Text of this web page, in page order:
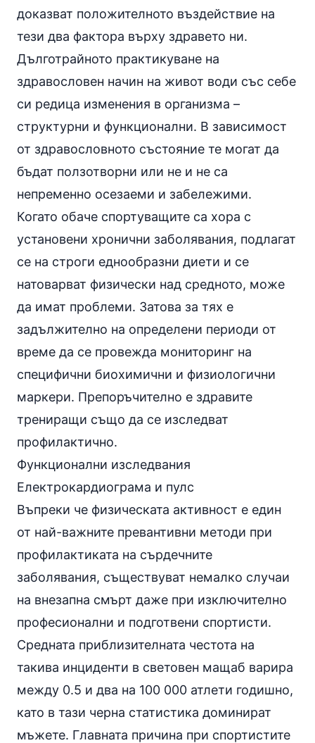
доказват положителното въздействие на
тези два фактора върху здравето ни.
Дълготрайното практикуване на
здравословен начин на живот води със себе
си редица изменения в организма –
структурни и функционални. В зависимост
от здравословното състояние те могат да
бъдат ползотворни или не и не са
непременно осезаеми и забележими.
Когато обаче спортуващите са хора с
установени хронични заболявания, подлагат
се на строги еднообразни диети и се
натоварват физически над средното, може
да имат проблеми. Затова за тях е
задължително на определени периоди от
време да се провежда мониторинг на
специфични биохимични и физиологични
маркери. Препоръчително е здравите
трениращи също да се изследват
профилактично.
Функционални изследвания
Електрокардиограма и пулс
Въпреки че физическата активност е един
от най-важните превантивни методи при
профилактиката на сърдечните
заболявания, съществуват немалко случаи
на внезапна смърт даже при изключително
професионални и подготвени спортисти.
Средната приблизителната честота на
такива инциденти в световен мащаб варира
между 0.5 и два на 100 000 атлети годишно,
като в тази черна статистика доминират
мъжете. Главната причина при спортистите